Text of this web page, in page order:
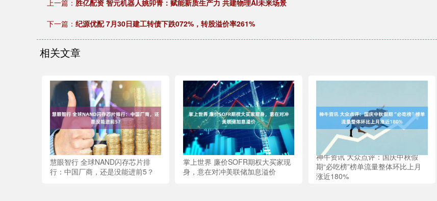
上一篇： 胜亿配资 智元机器人姚卯青：赋能新质生产力 共建物理AI未来场景
下一篇： 纪源优配 7月30日建工转债下跌072%，转股溢价率261%
相关文章
慧眼智行 全球NAND闪存芯片排
行：中国厂商，还是没能进前5？
掌上世界 廉价SOFR期权大买家现
身，意在对冲美联储加息溢价
神牛资讯 大众点评：国庆中秋假
期“必吃榜”榜单流量整体环比上月
涨近180%